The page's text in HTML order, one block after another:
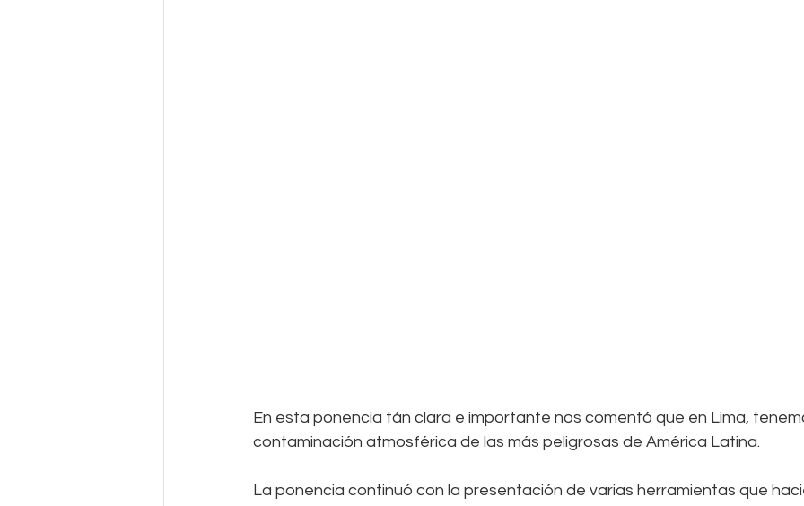
En esta ponencia tán clara e importante nos comentó que en Lima,
contaminación atmosférica de las más peligrosas de América Latina.
La ponencia continuó con la presentación de varias herramientas que